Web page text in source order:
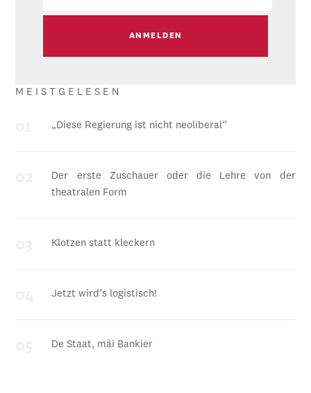
MEISTGELESEN
„Diese Regierung ist nicht neoliberal“
Der erste Zuschauer oder die Lehre von der
theatralen Form
Klotzen statt kleckern
Jetzt wird’s logistisch!
De Staat, mäi Bankier